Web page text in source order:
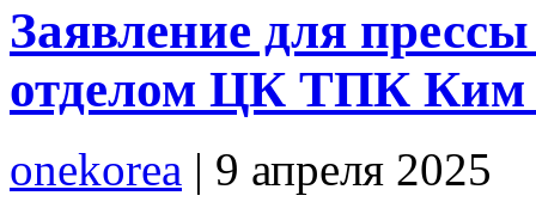
Заявление для
отделом ЦК ТПК
onekorea | 9 апреля 2025